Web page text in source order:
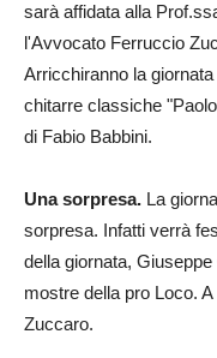
sarà affidata alla
l'Avvocato Ferruccio
Arricchiranno la
chitarre classiche
di Fabio Babbini.
Una sorpresa. La
sorpresa. Infatti verrà
della giornata,
mostre della pro Loco.
Zuccaro.